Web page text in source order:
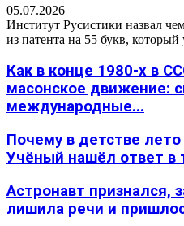
05.07.2026
Институт Русистики назвал
из патента на 55 букв, который
Как в конце 1980-х в
масонское движение:
международные...
Почему в детстве
Учёный нашёл ответ в
Астронавт признался,
лишила речи и